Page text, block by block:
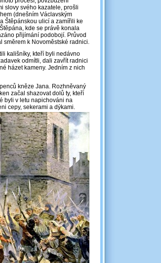
slovy svého kazatele, prošli
(dnešním Václavským
Štěpánskou ulicí a zamířili ke
kde se právě konala
přijímání podobojí. Průvod
směrem k Novoměstské radnici.
kališníky, kteří byli nedávno
odmítli, dali zavřít radnici
házet kameny. Jedním z nich
kněze Jana. Rozhněvaný
začal shazovat dolů ty, kteří
byli v letu napichováni na
cepy, sekerami a dýkami.